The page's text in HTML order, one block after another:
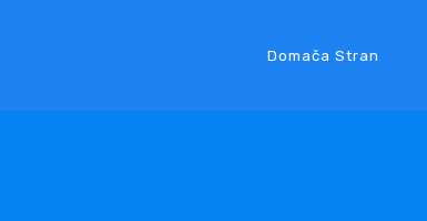
Domača Stran